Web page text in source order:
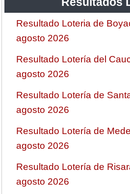
Resultado Loteria de
agosto 2026
Resultado Lotería del
agosto 2026
Resultado Lotería de
agosto 2026
Resultado Lotería de
agosto 2026
Resultado Lotería de
agosto 2026